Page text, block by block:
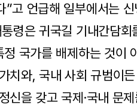
”고 언급해 일부에서는
령은 귀국길 기내간담회
정 국가를 배제하는 것이
치와, 국내 사회 규범이
신을 갖고 국제·국내 문